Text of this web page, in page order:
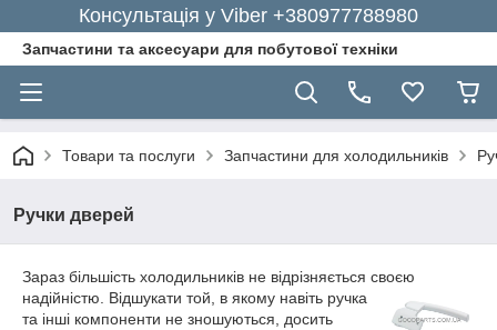
Консультація у Viber +380977788980
Запчастини та аксесуари для побутової техніки
Товари та послуги Запчастини для холодильників
Ручки дверей
Зараз більшість холодильників не відрізняється своєю
надійністю. Відшукати той, в якому навіть ручка
та інші компоненти не зношуються, досить